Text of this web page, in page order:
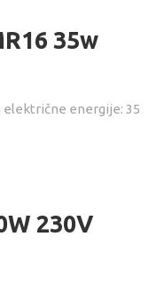
35w
energije: 35
230V